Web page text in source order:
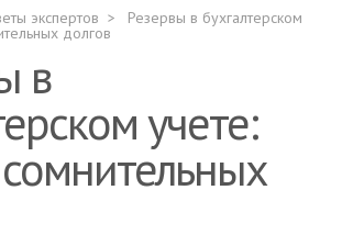
экспертов Резервы в бухгалтерском
долгов
в
учете: